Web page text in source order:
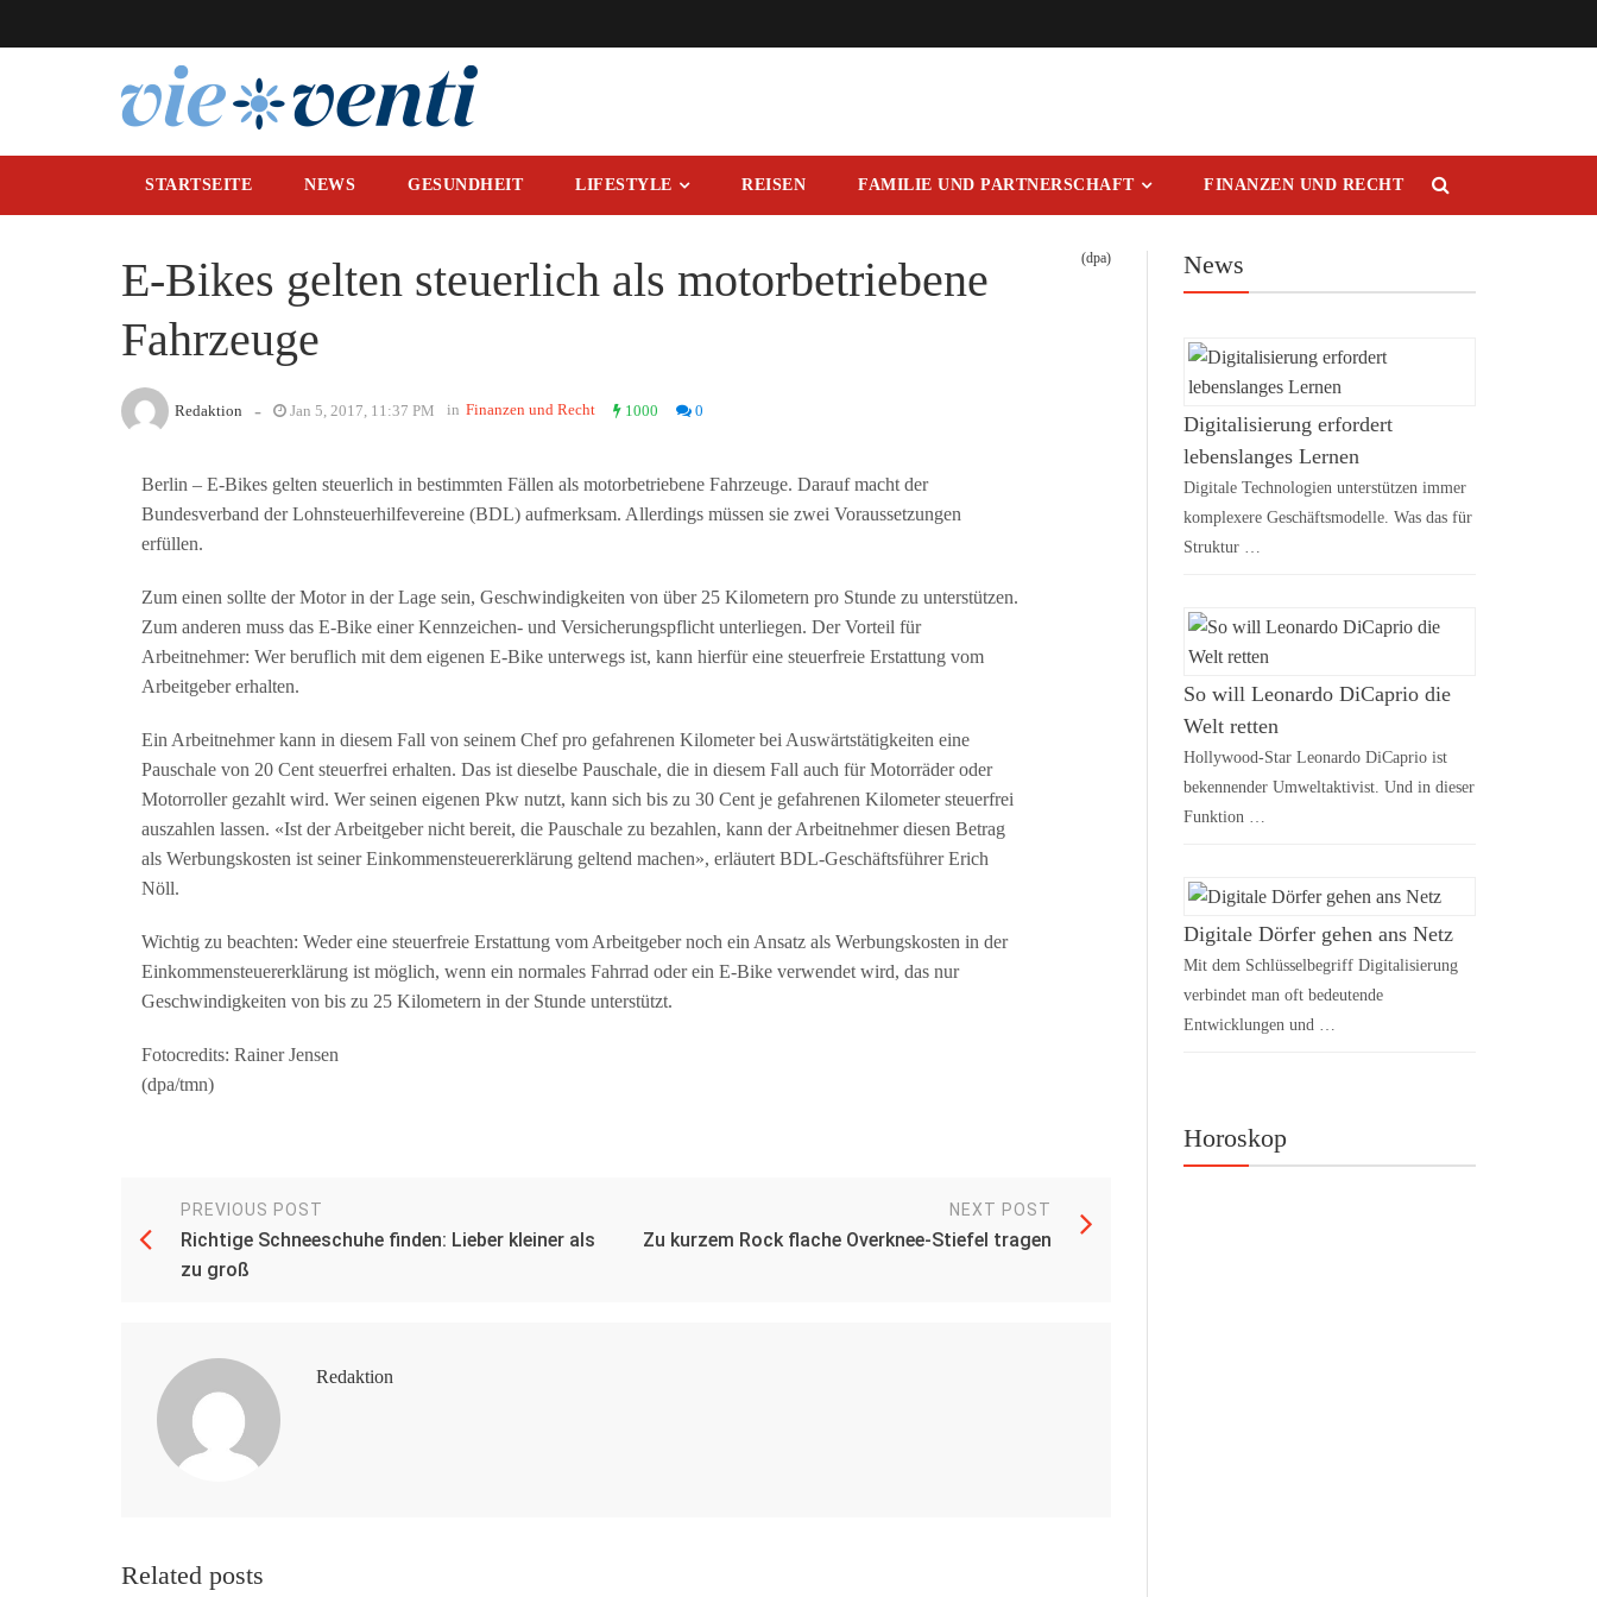
STARTSEITE NEWS GESUNDHEIT LIFESTYLE REISEN FAMILIE UND PARTNERSCHAFT FINANZEN UND RECHT
E-Bikes gelten steuerlich als motorbetriebene
Fahrzeuge
(dpa)
Redaktion - Jan 5, 2017, 11:37 PM in Finanzen und Recht 1000 0
Berlin – E-Bikes gelten steuerlich in bestimmten Fällen als motorbetriebene Fahrzeuge. Darauf macht der
Bundesverband der Lohnsteuerhilfevereine (BDL) aufmerksam. Allerdings müssen sie zwei Voraussetzungen
erfüllen.
Zum einen sollte der Motor in der Lage sein, Geschwindigkeiten von über 25 Kilometern pro Stunde zu unterstützen.
Zum anderen muss das E-Bike einer Kennzeichen- und Versicherungspflicht unterliegen. Der Vorteil für
Arbeitnehmer: Wer beruflich mit dem eigenen E-Bike unterwegs ist, kann hierfür eine steuerfreie Erstattung vom
Arbeitgeber erhalten.
Ein Arbeitnehmer kann in diesem Fall von seinem Chef pro gefahrenen Kilometer bei Auswärtstätigkeiten eine
Pauschale von 20 Cent steuerfrei erhalten. Das ist dieselbe Pauschale, die in diesem Fall auch für Motorräder oder
Motorroller gezahlt wird. Wer seinen eigenen Pkw nutzt, kann sich bis zu 30 Cent je gefahrenen Kilometer steuerfrei
auszahlen lassen. «Ist der Arbeitgeber nicht bereit, die Pauschale zu bezahlen, kann der Arbeitnehmer diesen Betrag
als Werbungskosten ist seiner Einkommensteuererklärung geltend machen», erläutert BDL-Geschäftsführer Erich
Nöll.
Wichtig zu beachten: Weder eine steuerfreie Erstattung vom Arbeitgeber noch ein Ansatz als Werbungskosten in der
Einkommensteuererklärung ist möglich, wenn ein normales Fahrrad oder ein E-Bike verwendet wird, das nur
Geschwindigkeiten von bis zu 25 Kilometern in der Stunde unterstützt.
Fotocredits: Rainer Jensen
(dpa/tmn)
PREVIOUS POST
Richtige Schneeschuhe finden: Lieber kleiner als
zu groß
NEXT POST
Zu kurzem Rock flache Overknee-Stiefel tragen
Redaktion
Related posts
News
Digitalisierung erfordert
lebenslanges Lernen
Digitale Technologien unterstützen immer
komplexere Geschäftsmodelle. Was das für
Struktur …
So will Leonardo DiCaprio die
Welt retten
Hollywood-Star Leonardo DiCaprio ist
bekennender Umweltaktivist. Und in dieser
Funktion …
Digitale Dörfer gehen ans Netz
Mit dem Schlüsselbegriff Digitalisierung
verbindet man oft bedeutende
Entwicklungen und …
Horoskop